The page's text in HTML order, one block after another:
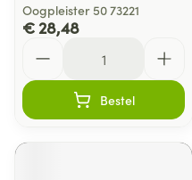
Oogpleister 50 73221
€ 28,48
Bestel